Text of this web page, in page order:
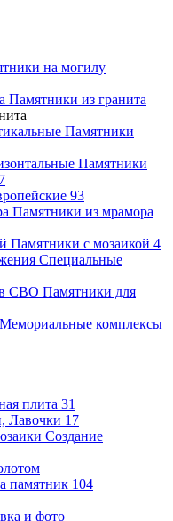
на могилу
Памятники из гранита
Памятники
Памятники
93
Памятники из мрамора
Памятники с мозаикой 4
Специальные
Памятники для
Мемориальные комплексы
плита 31
Лавочки 17
Создание
памятник 104
и фото